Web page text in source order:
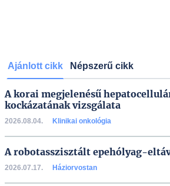
Ajánlott cikk Népszerű cikk
A korai megjelenésű
kockázatának vizsgálata
2026.08.04. Klinikai onkológia
A robotasszisztált epehólyag-
2026.07.17. Háziorvostan